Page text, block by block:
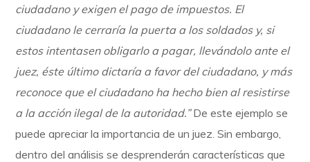
ciudadano y exigen el pago de impuestos. El
ciudadano le cerraría la puerta a los soldados y, si
estos intentasen obligarlo a pagar, llevándolo ante el
juez, éste último dictaría a favor del ciudadano, y más
reconoce que el ciudadano ha hecho bien al resistirse
a la acción ilegal de la autoridad.”De este ejemplo se
puede apreciar la importancia de un juez. Sin embargo,
dentro del análisis se desprenderán características que